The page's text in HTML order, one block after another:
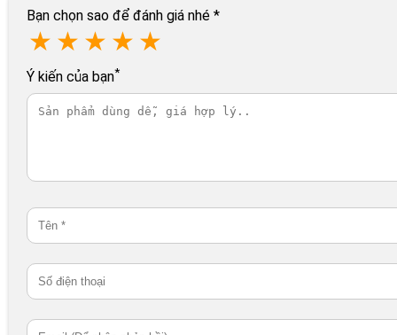
Bạn chọn sao để đánh giá nhé *
★ ★ ★ ★ ★
Ý kiến của bạn*